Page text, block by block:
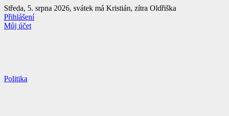
Přejít
k
obsahu
Středa, 5. srpna 2026, svátek má Kristián, zítra Oldřiška
Přihlášení
Můj účet
Politika